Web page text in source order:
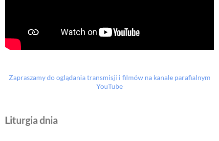
Zapraszamy do oglądania transmisji i filmów na kanale parafialnym
YouTube
Liturgia dnia